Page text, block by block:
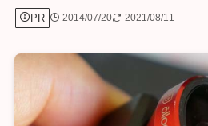
PR 2014/07/20 2021/08/11